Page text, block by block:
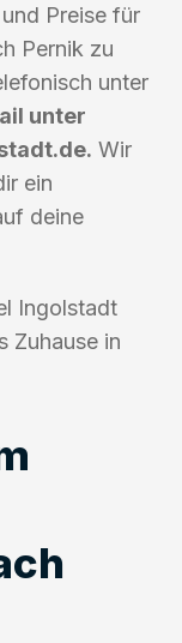
Preise für
Pernik zu
unter
unter
. Wir
ein
deine
Ingolstadt
Zuhause in